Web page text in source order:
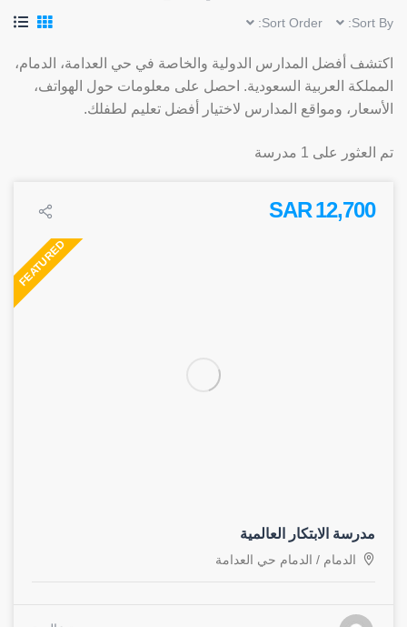
Sort By:
Sort Order:
اكتشف أفضل المدارس الدولية والخاصة في حي العدامة، الدمام،
المملكة العربية السعودية. احصل على معلومات حول الهواتف،
الأسعار، ومواقع المدارس لاختيار أفضل تعليم لطفلك.
تم العثور على 1 مدرسة
12,700 SAR
FEATURED
مدرسة الابتكار العالمية
الدمام / الدمام حي العدامة